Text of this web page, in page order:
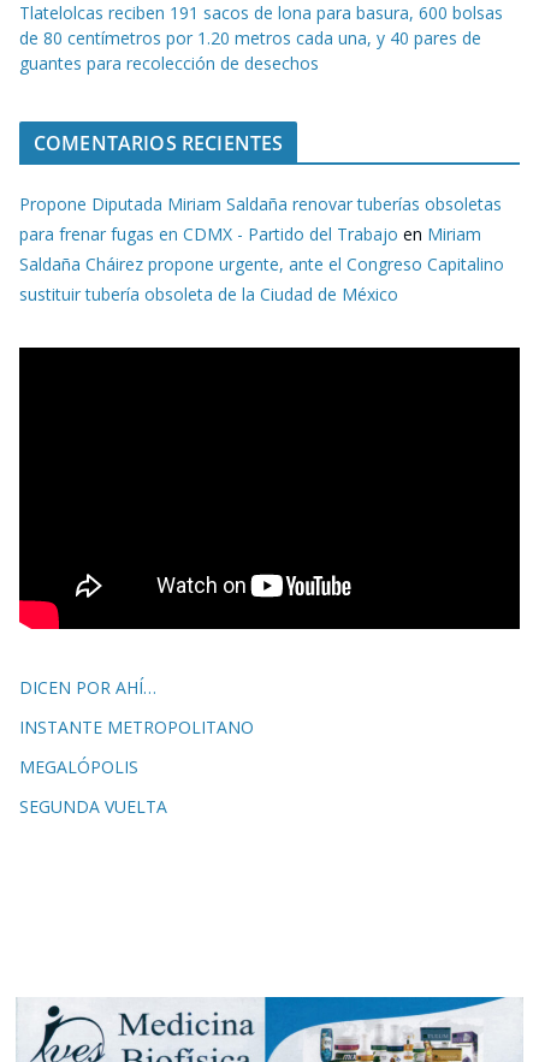
Tlatelolcas reciben 191 sacos de lona para basura, 600 bolsas
de 80 centímetros por 1.20 metros cada una, y 40 pares de
guantes para recolección de desechos
COMENTARIOS RECIENTES
Propone Diputada Miriam Saldaña renovar tuberías obsoletas
para frenar fugas en CDMX - Partido del Trabajo en Miriam
Saldaña Cháirez propone urgente, ante el Congreso Capitalino
sustituir tubería obsoleta de la Ciudad de México
DICEN POR AHÍ…
INSTANTE METROPOLITANO
MEGALÓPOLIS
SEGUNDA VUELTA